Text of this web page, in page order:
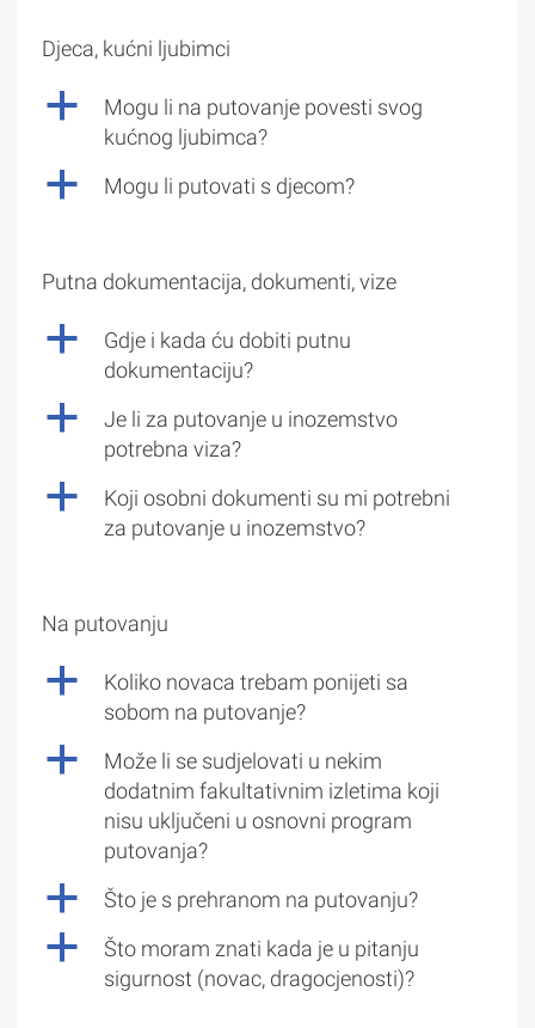
Djeca, kućni ljubimci
a
Mogu li na putovanje povesti svog
kućnog ljubimca?
a Mogu li putovati s djecom?
Putna dokumentacija, dokumenti, vize
a
Gdje i kada ću dobiti putnu
dokumentaciju?
a
Je li za putovanje u inozemstvo
potrebna viza?
a
Koji osobni dokumenti su mi potrebni
za putovanje u inozemstvo?
Na putovanju
a
Koliko novaca trebam ponijeti sa
sobom na putovanje?
a
Može li se sudjelovati u nekim
dodatnim fakultativnim izletima koji
nisu uključeni u osnovni program
putovanja?
a Što je s prehranom na putovanju?
a
Što moram znati kada je u pitanju
sigurnost (novac, dragocjenosti)?